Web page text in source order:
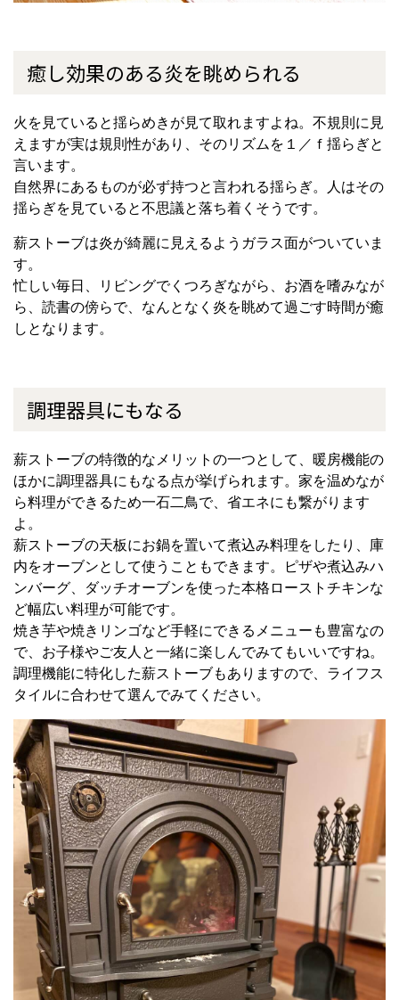
癒し効果のある炎を眺められる
火を見ていると揺らめきが見て取れますよね。不規則に見
えますが実は規則性があり、そのリズムを１／ｆ揺らぎと
言います。
自然界にあるものが必ず持つと言われる揺らぎ。人はその
揺らぎを見ていると不思議と落ち着くそうです。
薪ストーブは炎が綺麗に見えるようガラス面がついていま
す。
忙しい毎日、リビングでくつろぎながら、お酒を嗜みなが
ら、読書の傍らで、なんとなく炎を眺めて過ごす時間が癒
しとなります。
調理器具にもなる
薪ストーブの特徴的なメリットの一つとして、暖房機能の
ほかに調理器具にもなる点が挙げられます。家を温めなが
ら料理ができるため一石二鳥で、省エネにも繋がります
よ。
薪ストーブの天板にお鍋を置いて煮込み料理をしたり、庫
内をオーブンとして使うこともできます。ピザや煮込みハ
ンバーグ、ダッチオーブンを使った本格ローストチキンな
ど幅広い料理が可能です。
焼き芋や焼きリンゴなど手軽にできるメニューも豊富なの
で、お子様やご友人と一緒に楽しんでみてもいいですね。
調理機能に特化した薪ストーブもありますので、ライフス
タイルに合わせて選んでみてください。